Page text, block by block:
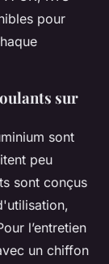
pour
sur
sont
peu
sont conçus
l’entretien
un chiffon